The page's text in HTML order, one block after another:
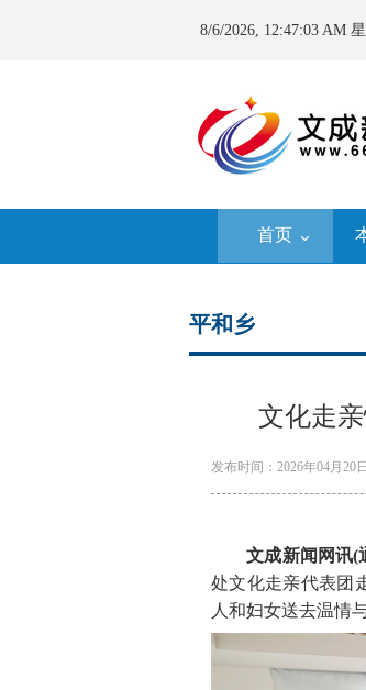
8/6/2026, 12:47:04 AM
首页
平和乡
文化走
发布时间：2026年04月20日
文成新闻网讯(
处文化走亲代表团
人和妇女送去温情